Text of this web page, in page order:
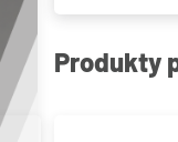
Produkty